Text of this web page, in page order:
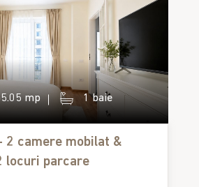
mp 1 baie
2 camere mobilat &
locuri parcare